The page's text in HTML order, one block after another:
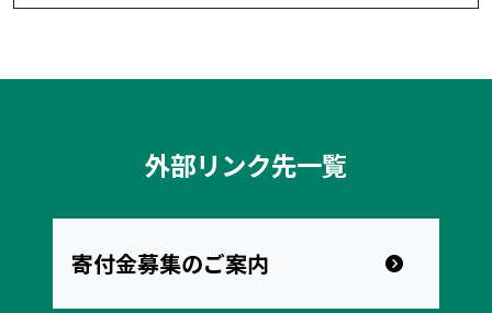
外部リンク先一覧
寄付金募集のご案内